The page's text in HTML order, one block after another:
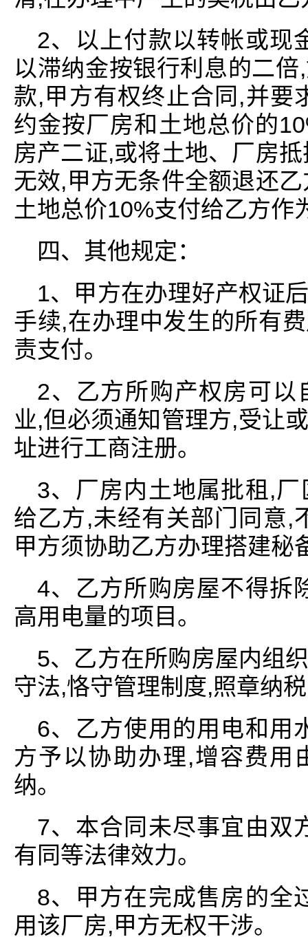
2、以上付款以转帐或现
以滞纳金按银行利息的二
款,甲方有权终止合同,并要
约金按厂房和土地总价的
房产二证,或将土地、厂房
无效,甲方无条件全额退还
土地总价10%支付给乙方作
四、其他规定：
1、甲方在办理好产权证
手续,在办理中发生的所有
责支付。
2、乙方所购产权房可以
业,但必须通知管理方,受让
址进行工商注册。
3、厂房内土地属批租,
给乙方,未经有关部门同意,
甲方须协助乙方办理搭建秘
4、乙方所购房屋不得拆
高用电量的项目。
5、乙方在所购房屋内组
守法,恪守管理制度,照章纳
6、乙方使用的用电和用
方予以协助办理,增容费用
纳。
7、本合同未尽事宜由双
有同等法律效力。
8、甲方在完成售房的全
用该厂房,甲方无权干涉。